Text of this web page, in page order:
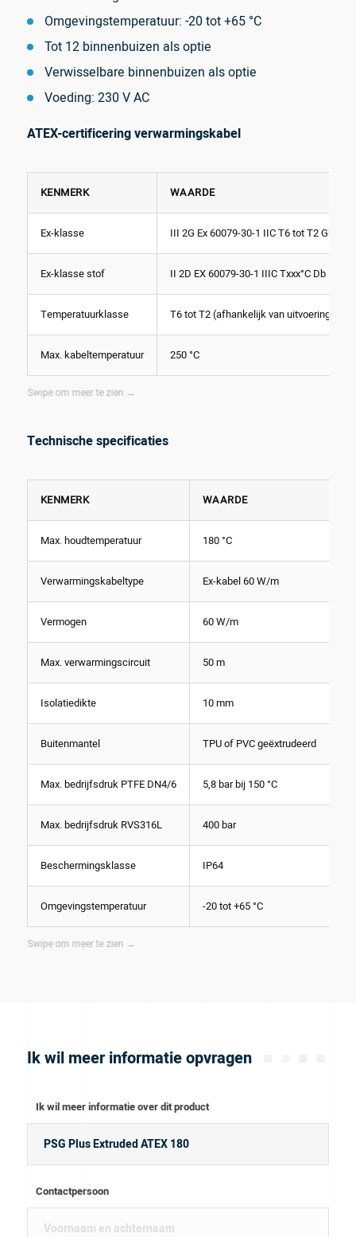
Omgevingstemperatuur: -20 tot +65 °C
Tot 12 binnenbuizen als optie
Verwisselbare binnenbuizen als optie
Voeding: 230 V AC
ATEX-certificering verwarmingskabel
KENMERK WAARDE
Ex-klasse III 2G Ex 60079-30-1 IIC T6 tot T2 Gb
Ex-klasse stof II 2D EX 60079-30-1 IIIC Txxx°C Db
Temperatuurklasse T6 tot T2 (afhankelijk van uitvoering)
Max. kabeltemperatuur 250 °C
Technische specificaties
KENMERK WAARDE
Max. houdtemperatuur 180 °C
Verwarmingskabeltype Ex-kabel 60 W/m
Vermogen 60 W/m
Max. verwarmingscircuit 50 m
Isolatiedikte 10 mm
Buitenmantel TPU of PVC geëxtrudeerd
Max. bedrijfsdruk PTFE DN4/6 5,8 bar bij 150 °C
Max. bedrijfsdruk RVS316L 400 bar
Beschermingsklasse IP64
Omgevingstemperatuur -20 tot +65 °C
Ik wil meer informatie opvragen
Ik wil meer informatie over dit product
Contactpersoon